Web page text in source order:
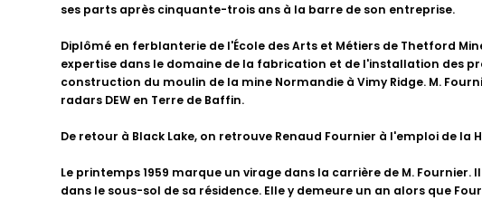
ses parts après cinquante-trois ans à la barre de son entreprise.
Diplômé en ferblanterie de l'École des Arts et Métiers de Thetford
expertise dans le domaine de la fabrication et de l'installation des
construction du moulin de la mine Normandie à Vimy Ridge. M.
radars DEW en Terre de Baffin.
De retour à Black Lake, on retrouve Renaud Fournier à l'emploi de
Le printemps 1959 marque un virage dans la carrière de M.
dans le sous-sol de sa résidence. Elle y demeure un an alors que